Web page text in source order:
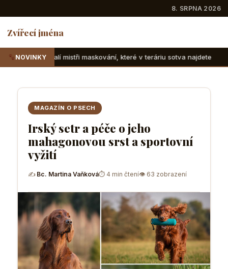
8. SRPNA 2026
Zvířecí jména
NOVINKY
maskování, které v teráriu sotva najdete Suchozemské
MAGAZÍN O PSECH
Irský setr a péče o jeho
mahagonovou srst a sportovní
vyžití
✍ Bc. Martina Vaňková⏱ 4 min čtení👁 63 zobrazení